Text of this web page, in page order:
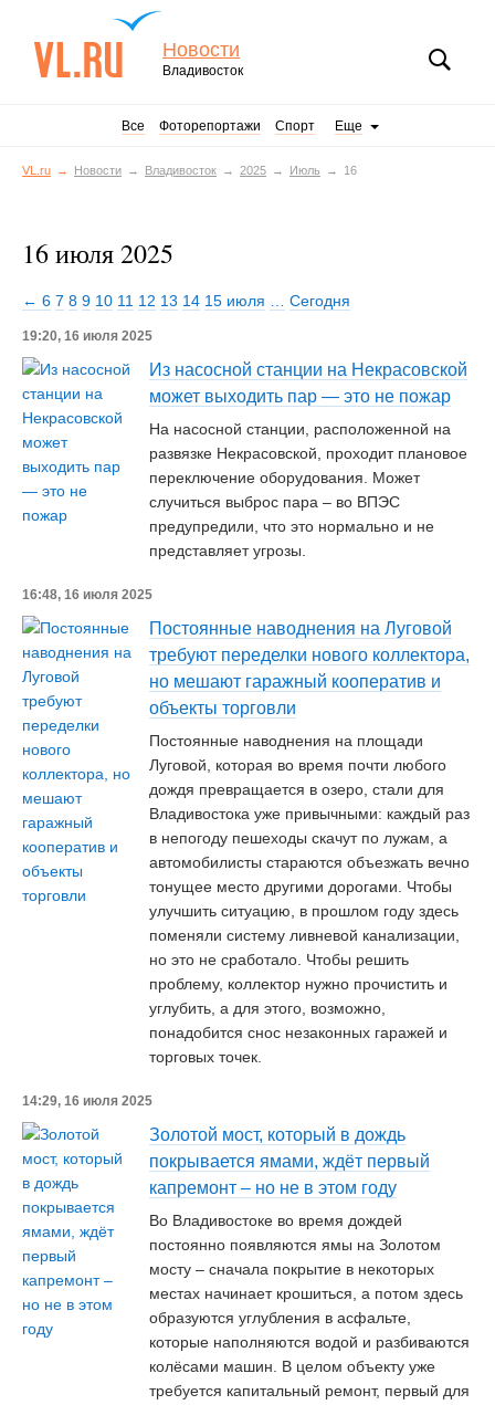
Новости
Владивосток
Все Фоторепортажи Спорт Еще
VL.ru Новости Владивосток 2025 Июль 16
16 июля 2025
← 6 7 8 9 10 11 12 13 14 15 июля Сегодня
19:20, 16 июля 2025
Из насосной станции на Некрасовской
может выходить пар — это не пожар
На насосной станции, расположенной на
развязке Некрасовской, проходит плановое
переключение оборудования. Может
случиться выброс пара – во ВПЭС
предупредили, что это нормально и не
представляет угрозы.
16:48, 16 июля 2025
Постоянные наводнения на Луговой
требуют переделки нового коллектора,
но мешают гаражный кооператив и
объекты торговли
Постоянные наводнения на площади
Луговой, которая во время почти любого
дождя превращается в озеро, стали для
Владивостока уже привычными: каждый раз
в непогоду пешеходы скачут по лужам, а
автомобилисты стараются объезжать вечно
тонущее место другими дорогами. Чтобы
улучшить ситуацию, в прошлом году здесь
поменяли систему ливневой канализации,
но это не сработало. Чтобы решить
проблему, коллектор нужно прочистить и
углубить, а для этого, возможно,
понадобится снос незаконных гаражей и
торговых точек.
14:29, 16 июля 2025
Золотой мост, который в дождь
покрывается ямами, ждёт первый
капремонт – но не в этом году
Во Владивостоке во время дождей
постоянно появляются ямы на Золотом
мосту – сначала покрытие в некоторых
местах начинает крошиться, а потом здесь
образуются углубления в асфальте,
которые наполняются водой и разбиваются
колёсами машин. В целом объекту уже
требуется капитальный ремонт, первый для